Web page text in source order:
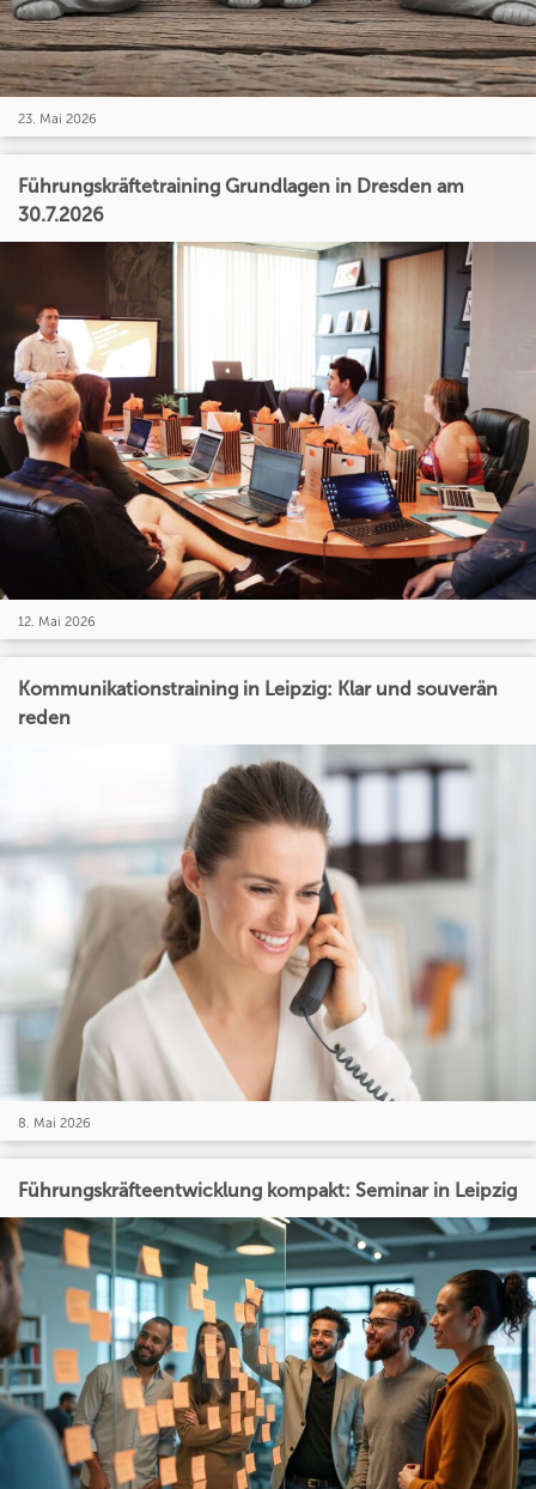
23. Mai 2026
Führungskräftetraining Grundlagen in Dresden am
30.7.2026
12. Mai 2026
Kommunikationstraining in Leipzig: Klar und souverän
reden
8. Mai 2026
Führungskräfteentwicklung kompakt: Seminar in Leipzig